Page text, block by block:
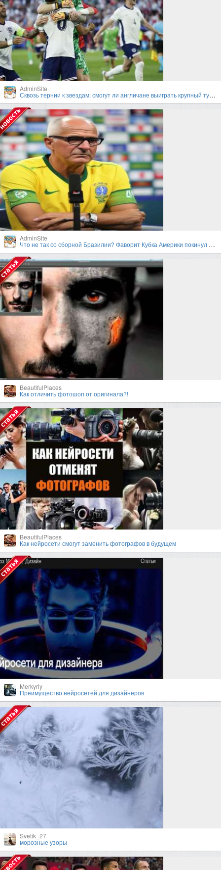
AdminSite
Сквозь тернии к звездам: смогут ли англичане выиграть крупный турнир под руководством Гарета Саутгейта?
AdminSite
Что не так со сборной Бразилии? Фаворит Кубка Америки покинул турнир в первом раунде плей-офф
BeautifulPlaces
Как отличить фотошоп от оригинала?!
BeautifulPlaces
Как нейросети смогут заменить фотографов в будущем
Merkyriy
Преимущество нейросетей для дизайнеров
Svetik_27
морозные узоры